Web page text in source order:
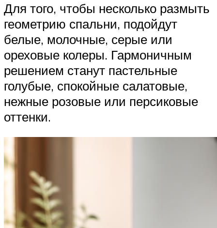
Для того, чтобы несколько размыть
геометрию спальни, подойдут
белые, молочные, серые или
ореховые колеры. Гармоничным
решением станут пастельные
голубые, спокойные салатовые,
нежные розовые или персиковые
оттенки.